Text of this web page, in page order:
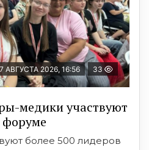
7 АВГУСТА 2026, 16:56 33
медики участвуют
форуме
более 500 лидеров